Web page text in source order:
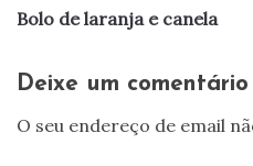
artigos
Bolo de laranja e canela
Deixe um comentário
O seu endereço de email